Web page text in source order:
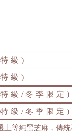
級)
級)
級/冬季限定)
級/冬季限定)
上等純黑芝麻，傳